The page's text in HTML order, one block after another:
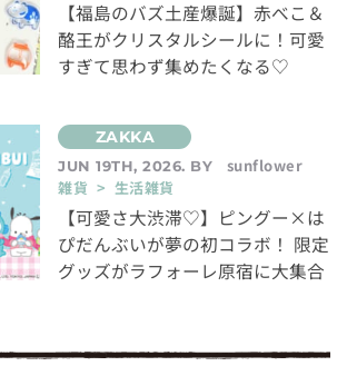
【福島のバズ土産爆誕】赤べこ＆
酪王がクリスタルシールに！可愛
すぎて思わず集めたくなる♡
JUN 19TH, 2026. BY
sunflower
雑貨 > 生活雑貨
【可愛さ大渋滞♡】ピングー×は
ぴだんぶいが夢の初コラボ！ 限定
グッズがラフォーレ原宿に大集合